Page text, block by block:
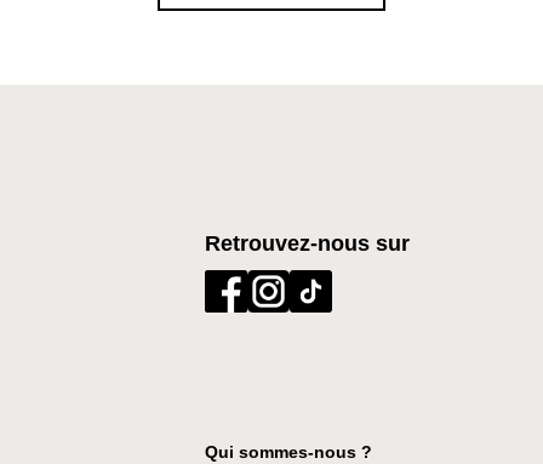
Retrouvez-nous sur
Qui sommes-nous ?